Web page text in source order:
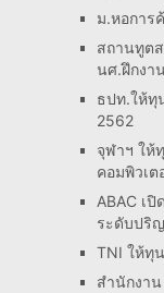
ม.หอการ
สถานทูตส
นศ.ฝึกงาน
ธปท.ให้ทุ
2562
จุฬาฯ ให้
คอมพิวเ
ABAC เ
ระดับปริ
TNI ให้ทุ
สำนักงา